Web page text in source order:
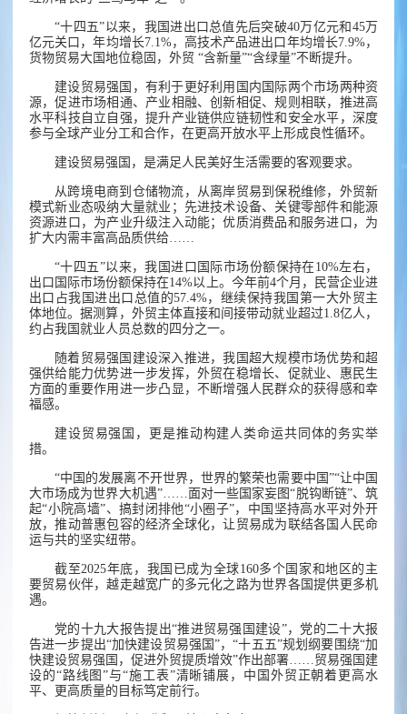
“十四五”以来，我国进出口总值先后突破40万亿元和45万
亿元关口，年均增长7.1%，高技术产品进出口年均增长7.9%，
货物贸易大国地位稳固，外贸 “含新量”“含绿量”不断提升。
建设贸易强国，有利于更好利用国内国际两个市场两种资
源，促进市场相通、产业相融、创新相促、规则相联，推进高
水平科技自立自强，提升产业链供应链韧性和安全水平，深度
参与全球产业分工和合作，在更高开放水平上形成良性循环。
建设贸易强国，是满足人民美好生活需要的客观要求。
从跨境电商到仓储物流，从离岸贸易到保税维修，外贸新
模式新业态吸纳大量就业；先进技术设备、关键零部件和能源
资源进口，为产业升级注入动能；优质消费品和服务进口，为
扩大内需丰富高品质供给……
“十四五”以来，我国进口国际市场份额保持在10%左右，
出口国际市场份额保持在14%以上。今年前4个月，民营企业进
出口占我国进出口总值的57.4%，继续保持我国第一大外贸主
体地位。据测算，外贸主体直接和间接带动就业超过1.8亿人，
约占我国就业人员总数的四分之一。
随着贸易强国建设深入推进，我国超大规模市场优势和超
强供给能力优势进一步发挥，外贸在稳增长、促就业、惠民生
方面的重要作用进一步凸显，不断增强人民群众的获得感和幸
福感。
建设贸易强国，更是推动构建人类命运共同体的务实举
措。
“中国的发展离不开世界，世界的繁荣也需要中国”“让中国
大市场成为世界大机遇”……面对一些国家妄图“脱钩断链”、筑
起“小院高墙”、搞封闭排他“小圈子”，中国坚持高水平对外开
放，推动普惠包容的经济全球化，让贸易成为联结各国人民命
运与共的坚实纽带。
截至2025年底，我国已成为全球160多个国家和地区的主
要贸易伙伴，越走越宽广的多元化之路为世界各国提供更多机
遇。
党的十九大报告提出“推进贸易强国建设”，党的二十大报
告进一步提出“加快建设贸易强国”，“十五五”规划纲要围绕“加
快建设贸易强国，促进外贸提质增效”作出部署……贸易强国建
设的“路线图”与“施工表”清晰铺展，中国外贸正朝着更高水
平、更高质量的目标笃定前行。